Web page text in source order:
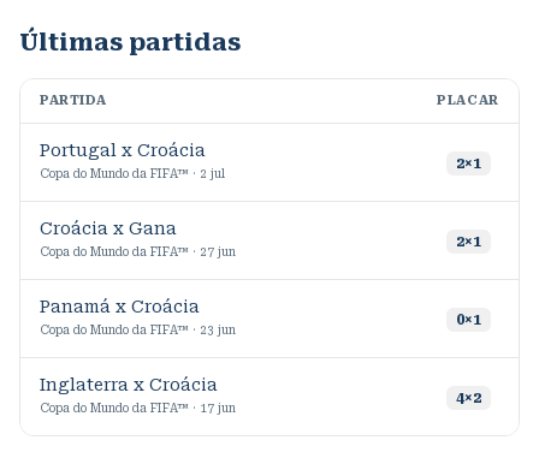
Últimas partidas
PARTIDA PLACAR
Portugal x Croácia
Copa do Mundo da FIFA™ · 2 jul
2×1
Croácia x Gana
Copa do Mundo da FIFA™ · 27 jun
2×1
Panamá x Croácia
Copa do Mundo da FIFA™ · 23 jun
0×1
Inglaterra x Croácia
Copa do Mundo da FIFA™ · 17 jun
4×2